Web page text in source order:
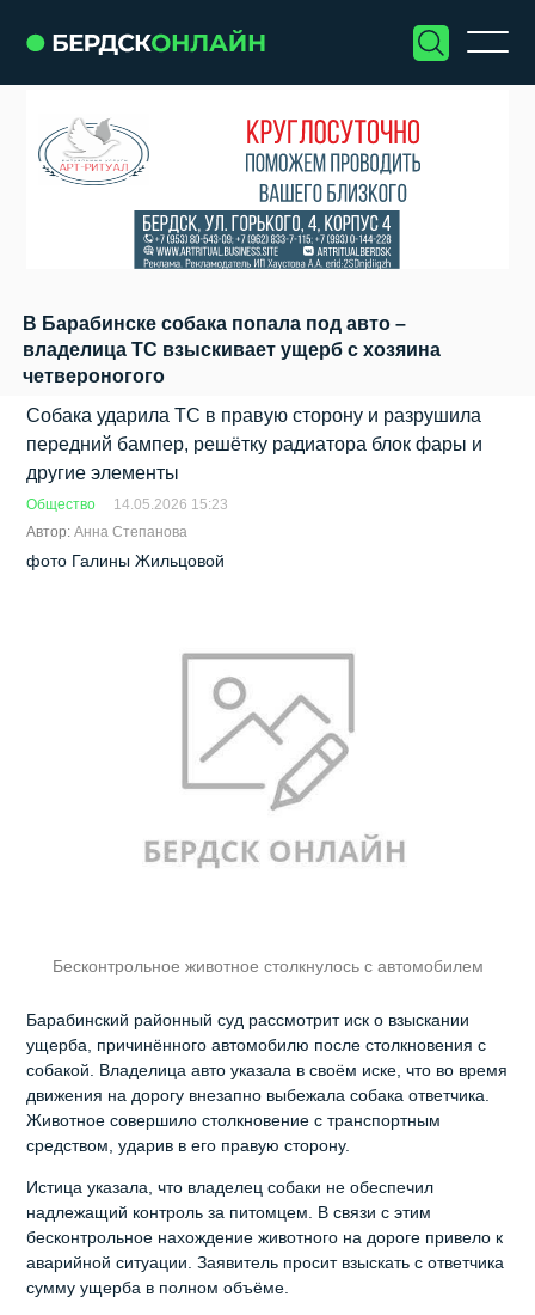
В Барабинске собака попала под авто –
владелица ТС взыскивает ущерб с хозяина
четвероногого
Собака ударила ТС в правую сторону и разрушила
передний бампер, решётку радиатора блок фары и
другие элементы
Общество
14.05.2026 15:23
Автор:Анна Степанова
фото Галины Жильцовой
Бесконтрольное животное столкнулось с автомобилем
Барабинский районный суд рассмотрит иск о взыскании
ущерба, причинённого автомобилю после столкновения с
собакой. Владелица авто указала в своём иске, что во время
движения на дорогу внезапно выбежала собака ответчика.
Животное совершило столкновение с транспортным
средством, ударив в его правую сторону.
Истица указала, что владелец собаки не обеспечил
надлежащий контроль за питомцем. В связи с этим
бесконтрольное нахождение животного на дороге привело к
аварийной ситуации. Заявитель просит взыскать с ответчика
сумму ущерба в полном объёме.